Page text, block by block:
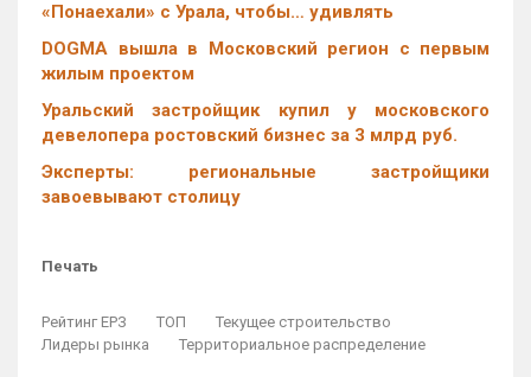
«Понаехали» с Урала, чтобы… удивлять
DOGMA вышла в Московский регион с первым
жилым проектом
Уральский застройщик купил у московского
девелопера ростовский бизнес за 3 млрд руб.
Эксперты: региональные застройщики
завоевывают столицу
Печать
Рейтинг ЕРЗ ТОП
Текущее строительство
Лидеры рынка
Территориальное распределение